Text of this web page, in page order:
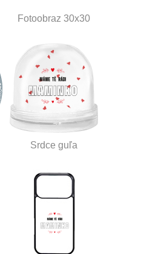
Fotoobraz 30x30
Srdce guľa